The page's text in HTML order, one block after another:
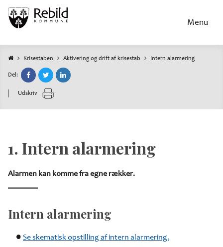
hovedindhold
Menu
Brødkrumme
Krisestaben Aktivering og drift af krisestab Intern alarmering
Del:
Udskriv
1. Intern alarmering
Alarmen kan komme fra egne rækker.
Intern alarmering
Se skematisk opstilling af intern alarmering.